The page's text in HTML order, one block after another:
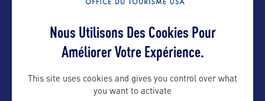
Contact pro
yohann@bworldcom.com
06 65 05 88 50
Nous Utilisons Des Cookies Pour
Améliorer Votre Expérience.
This site uses cookies and gives you control over what
you want to activate